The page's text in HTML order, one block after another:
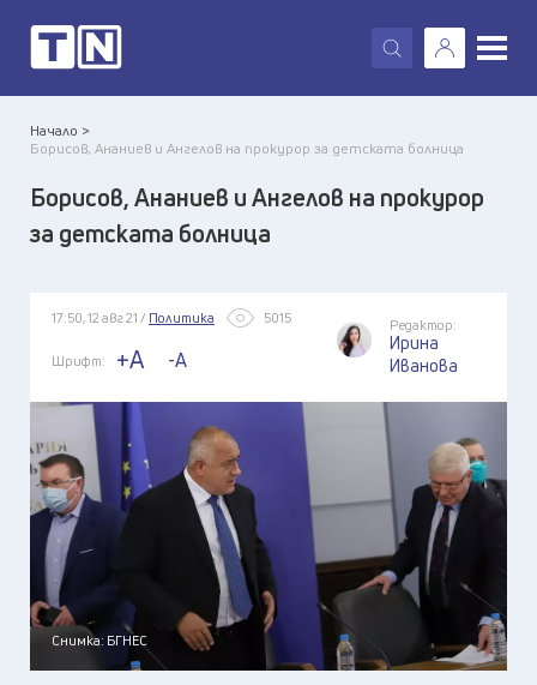
X
Начало >
Борисов, Ананиев и Ангелов на прокурор за детската болница
Борисов, Ананиев и Ангелов на прокурор
за детската болница
17:50, 12 авг 21 / Политика 5015
Шрифт: +A -A
Редактор:
Ирина
Иванова
Снимка: БГНЕС